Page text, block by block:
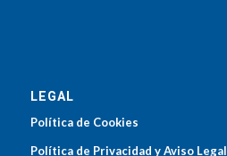
LEGAL
Política de Cookies
Política de Privacidad y Aviso Legal